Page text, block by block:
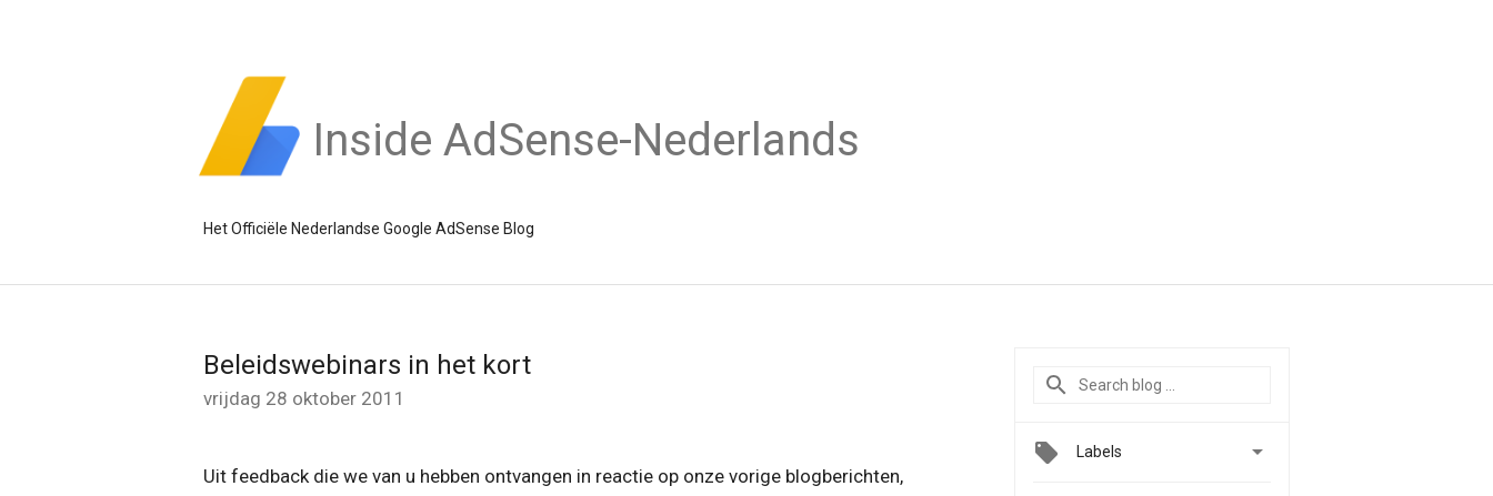
Inside AdSense-Nederlands
Het Officiële Nederlandse Google AdSense Blog
Beleidswebinars in het kort
vrijdag 28 oktober 2011
Uit feedback die we van u hebben ontvangen in reactie op onze vorige blogberichten,
Labels 